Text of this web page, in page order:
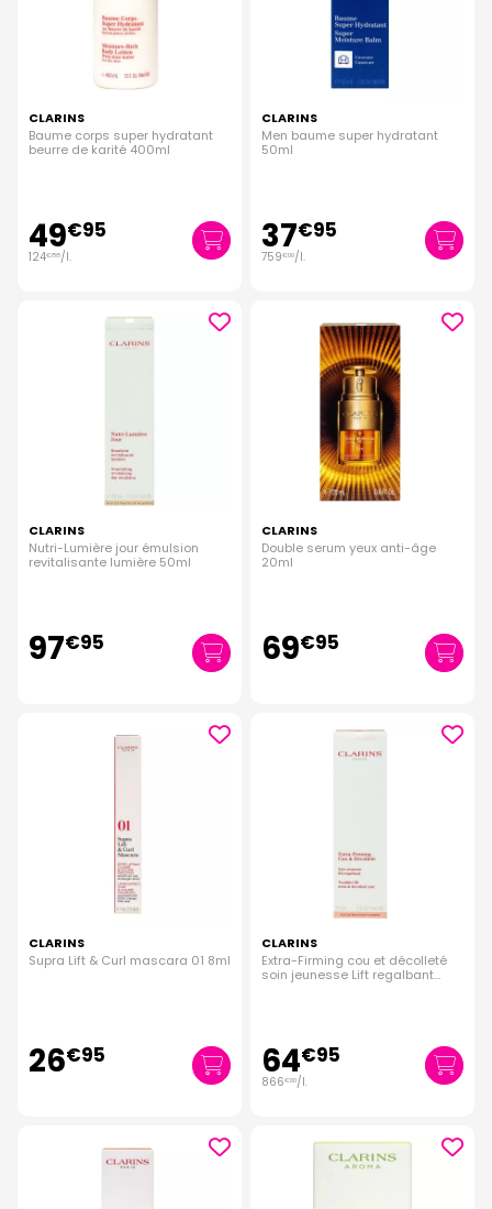
CLARINS
Baume corps super hydratant
beurre de karité 400ml
49€95
124€88/l.
CLARINS
Men baume super hydratant
50ml
37€95
759€00/l.
CLARINS
Nutri-Lumière jour émulsion
revitalisante lumière 50ml
97€95
CLARINS
Double serum yeux anti-âge
20ml
69€95
CLARINS
Supra Lift & Curl mascara 01 8ml
26€95
CLARINS
Extra-Firming cou et décolleté
soin jeunesse Lift regalbant
64€95
866€00/l.